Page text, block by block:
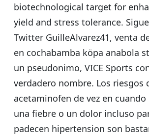
biotechnological target for
yield and stress tolerance.
Twitter GuilleAlvarez41, venta
en cochabamba köpa anabola
un pseudonimo, VICE Sports
verdadero nombre. Los riesgos
acetaminofen de vez en
una fiebre o un dolor incluso
padecen hipertension son